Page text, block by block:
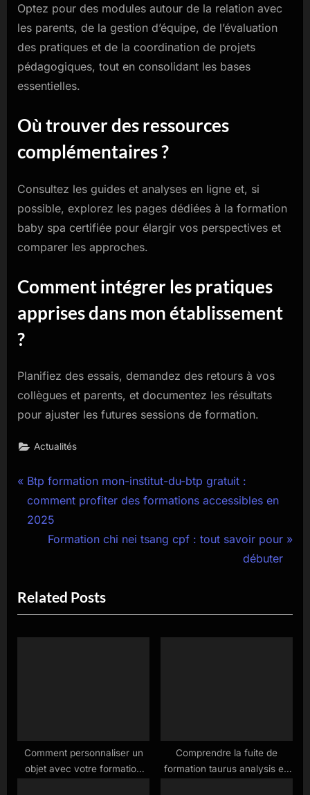
Optez pour des modules autour de la relation avec
les parents, de la gestion d’équipe, de l’évaluation
des pratiques et de la coordination de projets
pédagogiques, tout en consolidant les bases
essentielles.
Où trouver des ressources
complémentaires ?
Consultez les guides et analyses en ligne et, si
possible, explorez les pages dédiées à la formation
baby spa certifiée pour élargir vos perspectives et
comparer les approches.
Comment intégrer les pratiques
apprises dans mon établissement
?
Planifiez des essais, demandez des retours à vos
collègues et parents, et documentez les résultats
pour ajuster les futures sessions de formation.
Actualités
Navigation
de
l’article
P
r
e
u
s
P
Btp formation mon-institut-du-btp gratuit :
comment profiter des formations accessibles en
2025
N
t
P
o
Formation chi nei tsang cpf : tout savoir pour
débuter
Related Posts
Comment personnaliser un
objet avec votre formation
Comprendre la fuite de
formation taurus analysis en